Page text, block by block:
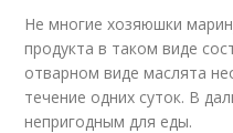
Не многие хозяюшки
продукта в таком виде
отварном виде маслята
течение одних суток. В
непригодным для еды.